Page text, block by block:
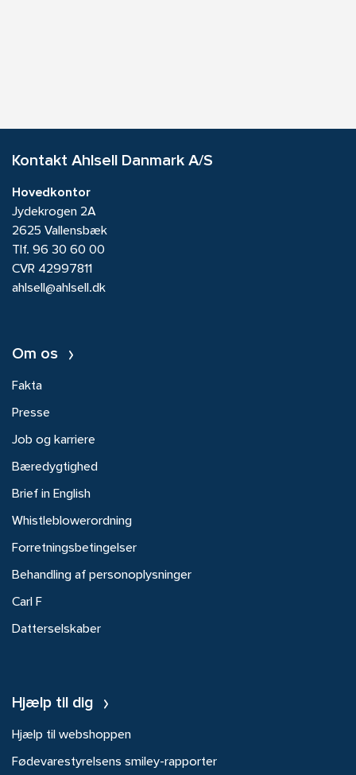
Kontakt Ahlsell Danmark A/S
Hovedkontor
Jydekrogen 2A
2625 Vallensbæk
Tlf. 96 30 60 00
CVR 42997811
ahlsell@ahlsell.dk
Om os
Fakta
Presse
Job og karriere
Bæredygtighed
Brief in English
Whistleblowerordning
Forretningsbetingelser
Behandling af personoplysninger
Carl F
Datterselskaber
Hjælp til dig
Hjælp til webshoppen
Fødevarestyrelsens smiley-rapporter